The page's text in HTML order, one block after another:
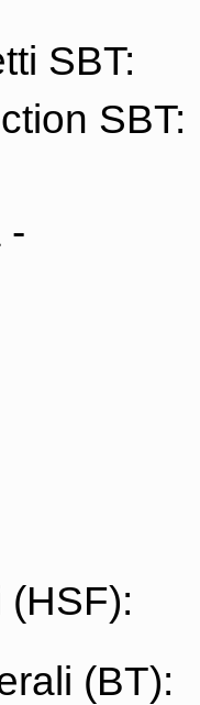
SBT:
SBT:
-
(HSF):
(BT):